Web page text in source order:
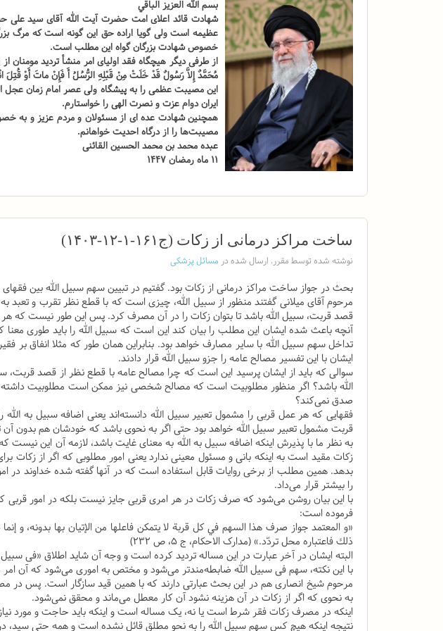
بسم الله العزیز الباقي
شهادت قائد اعلای امت حضرت آیت الله آقای سید علی
عظیمه است ولی گویا اراده حق این گونه است که مرگ
خصوص شهادت بزرگان گواه این مطلب است.
از طرفی دیگر هیچگاه فقد اولیای امر منشأ تردید
مُحَمَّدٌ إِلاَّ رَسُولٌ قَدْ خَلَتْ مِنْ قَبْلِهِ الرُّسُلُ أَ فَإِنْ ماتَ أَوْ قُتِلَ
این مصیبت عظمی را به پیشگاه ولی عصر امام زمان عجل
ایران دوام عزت و نصرت الهی را خواستارم.
همچنین شهادت عده ای از مسئولان و مردم عزیز و به
مصیبت‌ها را از درگاه احدیت خواهانم.
عبده محمد بن محمد الحسین القائنی
۱۱ ماه رمضان ۱۴۴۷
ساخت مراکز درمانی از زکات (ج۱۶۱-۱-۱۲-۱۴۰۳)
نوشته شده توسط مقرر. ارسال شده در مسائل پزشکی
بحث در جواز ساخت مراکز درمانی از زکات بود. گفتیم در تبیین سهم سبیل الله بین
مرحوم آقای میلانی گفتند منظور از سبیل الله، چیزی است که با قطع نظر تقرب و
قصد قربت، سبیل الله باشد تا بتوان زکات را در آن مصرف کرد. پس این طور نیست که
آنچه باعث شده ایشان این مطلب را بیان کند این است که سبیل الله را باید طوری
تداخل سهم سبیل الله با سایر مصارف خواهد بود. بنابراین همان طور که مثلا انفاق
ایشان با این تفسیر مصالح عامه را جزو سبیل الله قرار دادند.
سوالی که باید از ایشان پرسید این است که چرا مصالح عامه با قطع نظر از قصد
الله باشد؟ اگر منظور مطلوبیت است که مصالح شخصی نیز ممکن است مطلوبیت
صدق نمی‌کند؟
فقهایی که هر عمل قربی را مشمول تعبیر سبیل الله دانسته‌اند یعنی اضافه سبیل به
قربت مشمول تعبیر سبیل الله خواهد بود حتی اگر به نحوی باشد که خودشان هم بدون آن
به نظر ما با پذیرش اینکه اضافه سبیل به الله به معنای غایت باشد، لازمه آن این
زکات مقید است به اینکه بانی و مسئول معینی ندارد یعنی امور مطلوبی که اگر از
بدهد. همین مطلب از برخی روایات قابل استفاده است که در آنها گفته شده خداوند در
را بیشتر قرار می‌داد.
با این بیان روشن می‌شود که صرف زکات در هر امری قربی جایز نیست بلکه در امور
فرموده است:
«و المعتمد جواز صرف هذا السهم في كل قربة لا يتمكن فاعلها من الإتيان بها بدونه، و
ذلك فاعتباره محل تردّد.» (مدارک الاحکام، ج ۵، ص ۲۳۲)
البته ایشان در آخر عبارت در این مساله تردید کرده است و وجه آن شاید اطلاق «فی سبیل
با این نکته، سهم فی سبیل الله ضابطه‌مند‌تر می‌شود و مختص به اموری می‌شود که آن
مرحوم شیخ انصاری هم در این بحث عبارتی دارند که با همین قید سازگار است. پس در
به نحوی که اگر از زکات در آن هزینه نشود آن کار معطل می‌ماند و محقق نمی‌شود.
اینکه در مصرف زکات فقر شرط است یا نه، یک مساله است و اینکه باید حاجت و مورد
نتیجه اینکه هیچ کس سهم سبیل الله را به نحو مطلق قائل نشده است و همه حتی سید، در